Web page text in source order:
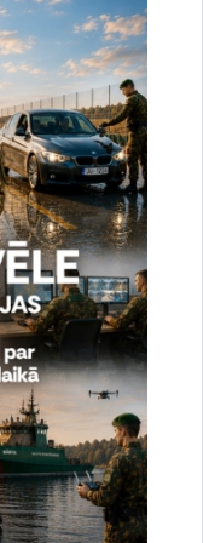
Baltkrievijas valsts
un valsts
novērsušas 87
Baltkrievijas valsts
un valsts
novērsušas 15 cilvēku